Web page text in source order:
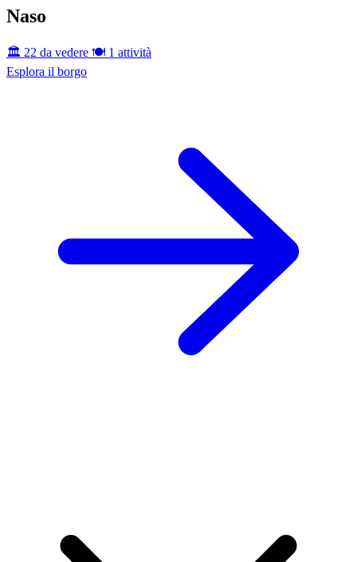
Naso
🏛️ 22 da vedere 🍽️ 1 attività
Esplora il borgo